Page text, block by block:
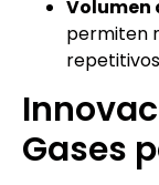
Volumen
permiten
Gases